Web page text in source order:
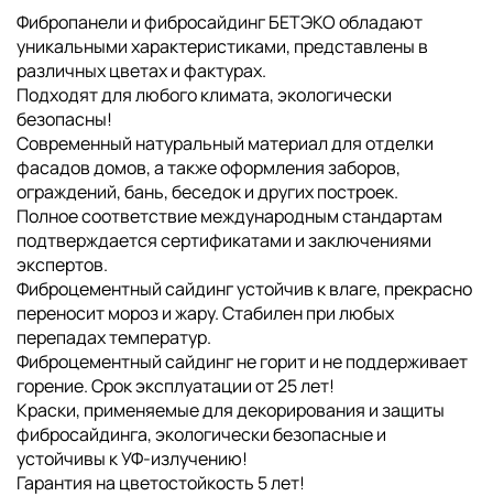
Фибропанели и фибросайдинг БЕТЭКО обладают
уникальными характеристиками, представлены в
различных цветах и фактурах.
Подходят для любого климата, экологически
безопасны!
Современный натуральный материал для отделки
фасадов домов, а также оформления заборов,
ограждений, бань, беседок и других построек.
Полное соответствие международным стандартам
подтверждается сертификатами и заключениями
экспертов.
Фиброцементный сайдинг устойчив к влаге, прекрасно
переносит мороз и жару. Стабилен при любых
перепадах температур.
Фиброцементный сайдинг не горит и не поддерживает
горение. Срок эксплуатации от 25 лет!
Краски, применяемые для декорирования и защиты
фибросайдинга, экологически безопасные и
устойчивы к УФ-излучению!
Гарантия на цветостойкость 5 лет!